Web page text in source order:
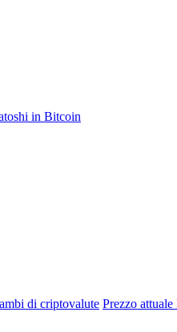
in Bitcoin
di criptovalute Prezzo